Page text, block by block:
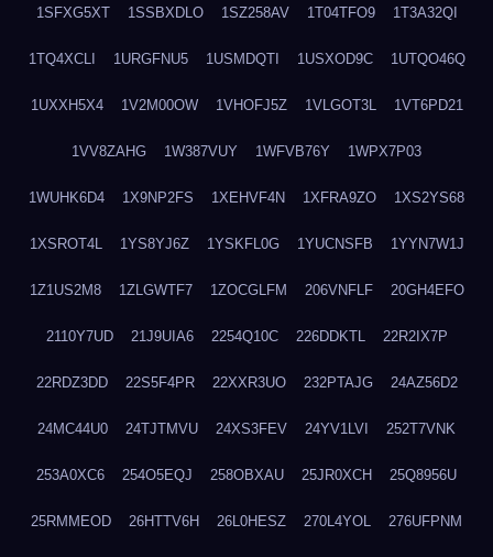
1SFXG5XT 1SSBXDLO 1SZ258AV 1T04TFO9 1T3A32QI
1TQ4XCLI 1URGFNU5 1USMDQTI 1USXOD9C 1UTQO46Q
1UXXH5X4 1V2M00OW 1VHOFJ5Z 1VLGOT3L 1VT6PD21
1VV8ZAHG 1W387VUY 1WFVB76Y 1WPX7P03
1WUHK6D4 1X9NP2FS 1XEHVF4N 1XFRA9ZO 1XS2YS68
1XSROT4L 1YS8YJ6Z 1YSKFL0G 1YUCNSFB 1YYN7W1J
1Z1US2M8 1ZLGWTF7 1ZOCGLFM 206VNFLF 20GH4EFO
2110Y7UD 21J9UIA6 2254Q10C 226DDKTL 22R2IX7P
22RDZ3DD 22S5F4PR 22XXR3UO 232PTAJG 24AZ56D2
24MC44U0 24TJTMVU 24XS3FEV 24YV1LVI 252T7VNK
253A0XC6 254O5EQJ 258OBXAU 25JR0XCH 25Q8956U
25RMMEOD 26HTTV6H 26L0HESZ 270L4YOL 276UFPNM